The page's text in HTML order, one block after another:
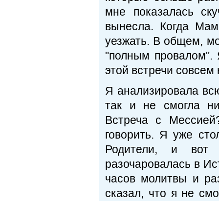
мне показалась
вынесла. Когда
уезжать. В общем,
"полным провалом".
этой встречи
Я анализировала
так и не смогла
Встреча с
говорить. Я уже
Родители, и
разочаровалась в
часов молитвы и
сказал, что я не